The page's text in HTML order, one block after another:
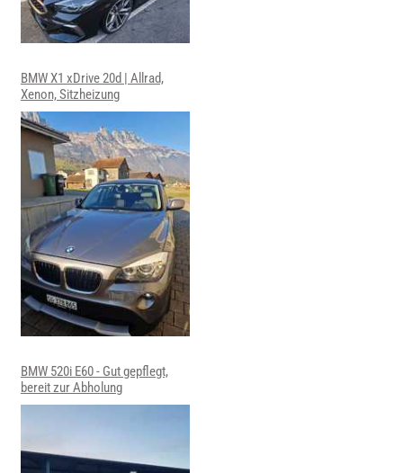
BMW X1 xDrive 20d | Allrad,
Xenon, Sitzheizung
BMW 520i E60 - Gut gepflegt,
bereit zur Abholung